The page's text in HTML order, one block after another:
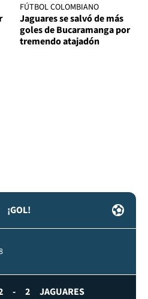
FÚTBOL COLOMBIANO
Jaguares se salvó de más
goles de Bucaramanga por
tremendo atajadón
¡GOL!
- 2 JAGUARES